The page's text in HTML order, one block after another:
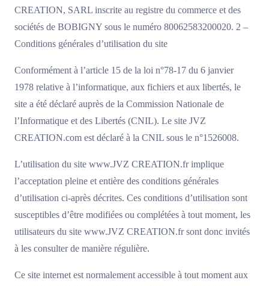
CREATION, SARL inscrite au registre du commerce et des
sociétés de BOBIGNY sous le numéro 80062583200020. 2 –
Conditions générales d’utilisation du site
Conformément à l’article 15 de la loi n°78-17 du 6 janvier
1978 relative à l’informatique, aux fichiers et aux libertés, le
site a été déclaré auprès de la Commission Nationale de
l’Informatique et des Libertés (CNIL). Le site JVZ
CREATION.com est déclaré à la CNIL sous le n°1526008.
L’utilisation du site www.JVZ CREATION.fr implique
l’acceptation pleine et entière des conditions générales
d’utilisation ci-après décrites. Ces conditions d’utilisation sont
susceptibles d’être modifiées ou complétées à tout moment, les
utilisateurs du site www.JVZ CREATION.fr sont donc invités
à les consulter de manière régulière.
Ce site internet est normalement accessible à tout moment aux